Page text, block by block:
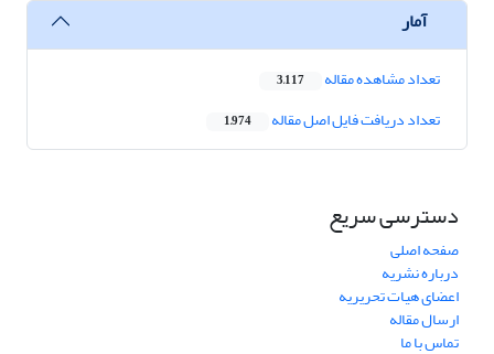
آمار
تعداد مشاهده مقاله 3,117
تعداد دریافت فایل اصل مقاله 1,974
دسترسی سریع
صفحه اصلی
درباره نشریه
اعضای هیات تحریریه
ارسال مقاله
تماس با ما